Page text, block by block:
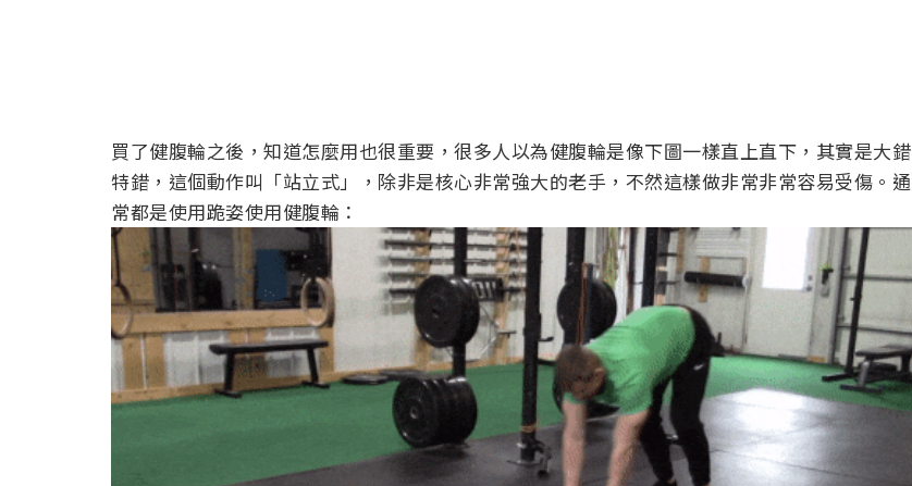
買了健腹輪之後，知道怎麼用也很重要，很多人以為健腹輪是像下圖一樣直上直下，其實是大錯
特錯，這個動作叫「站立式」，除非是核心非常強大的老手，不然這樣做非常非常容易受傷。通
常都是使用跪姿使用健腹輪：